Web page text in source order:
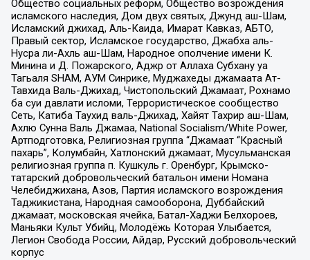
Общество социальных реформ, Общество возрождения
исламского наследия, Дом двух святых, Джунд аш-Шам,
Исламский джихад, Аль-Каида, Имарат Кавказ, АБТО,
Правый сектор, Исламское государство, Джабха аль-
Нусра ли-Ахль аш-Шам, Народное ополчение имени К.
Минина и Д. Пожарского, Аджр от Аллаха Субхану уа
Тагьаля SHAM, АУМ Синрике, Муджахеды джамаата Ат-
Тавхида Валь-Джихад, Чистопольский Джамаат, Рохнамо
ба суи давлати исломи, Террористическое сообщество
Сеть, Катиба Таухид валь-Джихад, Хайят Тахрир аш-Шам,
Ахлю Сунна Валь Джамаа, National Socialism/White Power,
Артподготовка, Религиозная группа “Джамаат “Красный
пахарь”, Колумбайн, Хатлонский джамаат, Мусульманская
религиозная группа п. Кушкуль г. Оренбург, Крымско-
татарский добровольческий батальон имени Номана
Челебиджихана, Азов, Партия исламского возрождения
Таджикистана, Народная самооборона, Дуббайский
джамаат, московская ячейка, Батал-Хаджи Белхороев,
Маньяки Культ Убийц, Молодёжь Которая Улыбается,
Легион Свобода России, Айдар, Русский добровольческий
корпус